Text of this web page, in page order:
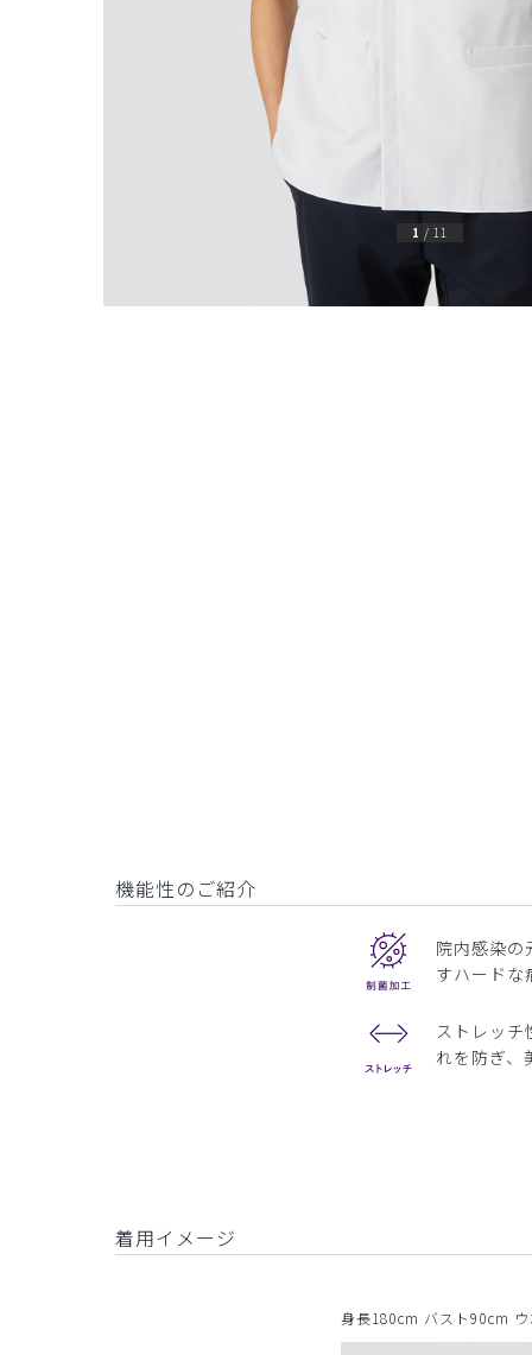
1 / 11
機能性のご紹介
院内感染の
すハードな
ストレッチ
れを防ぎ、
着用イメージ
身長180cm バスト90cm